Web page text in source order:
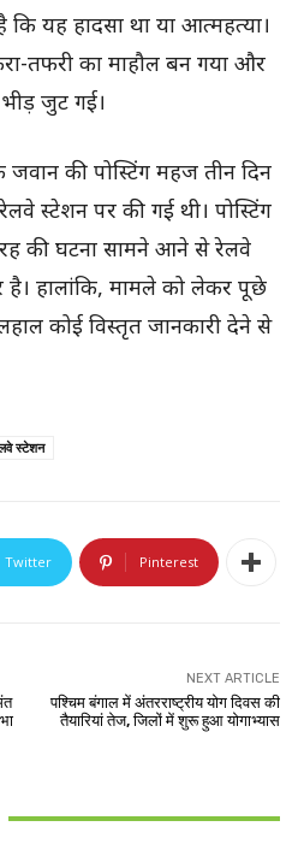
कि यह हादसा था या आत्महत्या।
तफरी का माहौल बन गया और
जुट गई।
की पोस्टिंग महज तीन दिन
स्टेशन पर की गई थी। पोस्टिंग
की घटना सामने आने से रेलवे
है। हालांकि, मामले को लेकर पूछे
कोई विस्तृत जानकारी देने से
स्टेशन
Twitter Pinterest
NEXT ARTICLE
पश्चिम बंगाल में अंतरराष्ट्रीय योग दिवस की
तैयारियां तेज, जिलों में शुरू हुआ योगाभ्यास